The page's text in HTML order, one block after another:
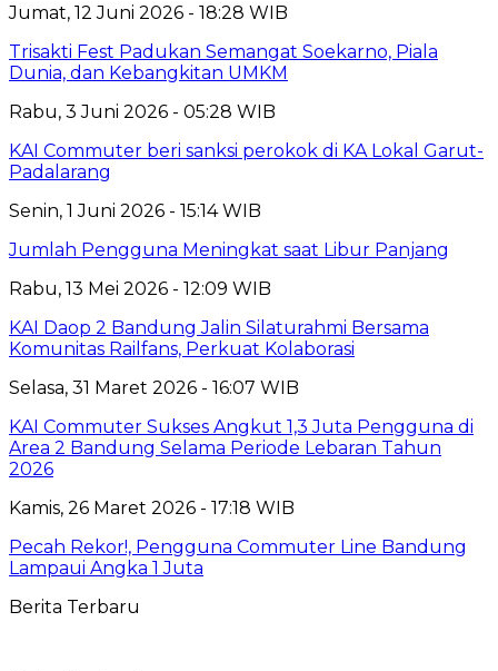
Jumat, 12 Juni 2026 - 18:28 WIB
Trisakti Fest Padukan Semangat Soekarno, Piala
Dunia, dan Kebangkitan UMKM
Rabu, 3 Juni 2026 - 05:28 WIB
KAI Commuter beri sanksi perokok di KA Lokal Garut-
Padalarang
Senin, 1 Juni 2026 - 15:14 WIB
Jumlah Pengguna Meningkat saat Libur Panjang
Rabu, 13 Mei 2026 - 12:09 WIB
KAI Daop 2 Bandung Jalin Silaturahmi Bersama
Komunitas Railfans, Perkuat Kolaborasi
Selasa, 31 Maret 2026 - 16:07 WIB
KAI Commuter Sukses Angkut 1,3 Juta Pengguna di
Area 2 Bandung Selama Periode Lebaran Tahun
2026
Kamis, 26 Maret 2026 - 17:18 WIB
Pecah Rekor!, Pengguna Commuter Line Bandung
Lampaui Angka 1 Juta
Berita Terbaru